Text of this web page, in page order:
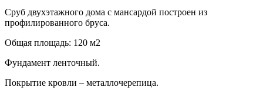
Сруб двухэтажного дома с мансардой построен из
профилированного бруса.
Общая площадь: 120 м2
Фундамент ленточный.
Покрытие кровли – металлочерепица.